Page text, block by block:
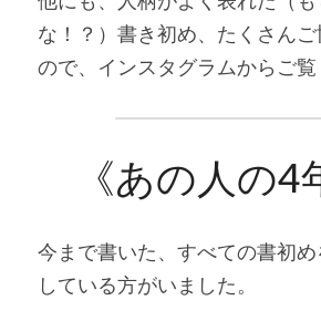
な！？）書き初め、たくさん
ので、インスタグラムからご覧
《あの人の4
今まで書いた、すべての書初
している方がいました。